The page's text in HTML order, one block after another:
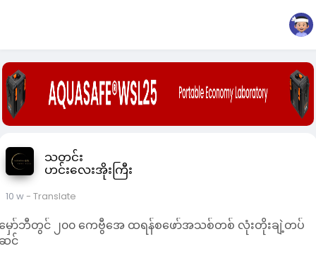
သတင်း
ဟင်းလေးအိုးကြီး
10 w- Translate
ော်ဘီတွင် ၂၀၀ ကေဗွီအေ ထရန်စဖော်အသစ်တစ် လုံးတိုးချဲ့တပ်
င်